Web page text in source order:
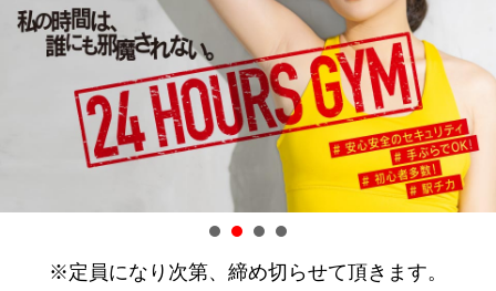
※定員になり次第、締め切らせて頂きます。